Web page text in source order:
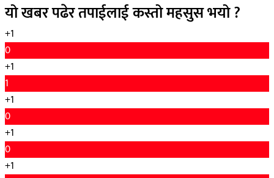
यो खबर पढेर तपाईलाई कस्तो महसुस भयो ?
+1
0
+1
1
+1
0
+1
0
+1